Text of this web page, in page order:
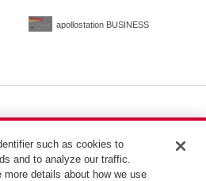
apollostation BUSINESS
such as cookies to
and to analyze our traffic.
more details about how we use